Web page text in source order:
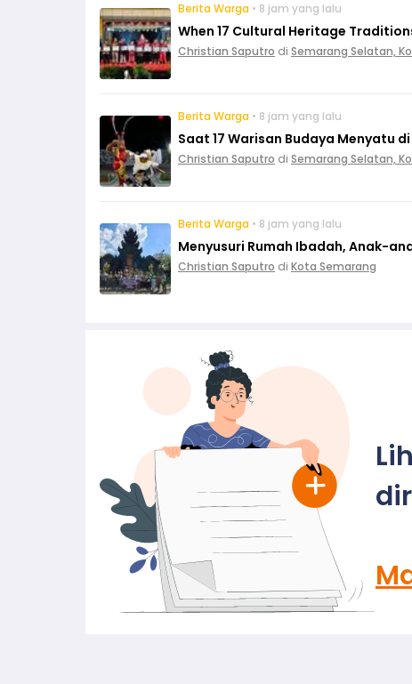
Berita Warga • 8 jam yang lalu
When 17 Cultural Heritage
Christian Saputro di Semarang Selatan,
Berita Warga • 8 jam yang lalu
Saat 17 Warisan Budaya Menyatu
Christian Saputro di Semarang Selatan,
Berita Warga • 8 jam yang lalu
Menyusuri Rumah Ibadah, Anak-
Christian Saputro di Kota Semarang